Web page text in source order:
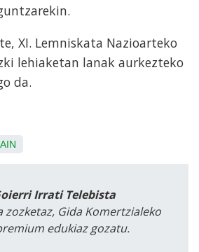
XI. Lemniskata Nazioarteko
lehiaketan lanak aurkezteko
da.
Irrati Telebista
zozketaz, Gida Komertzialeko
edukiaz gozatu.